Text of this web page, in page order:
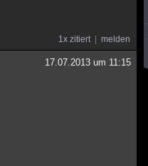
1x zitiert melden
17.07.2013 um 11:15